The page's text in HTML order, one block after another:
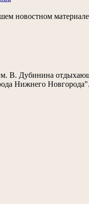
новостном
В. Дубинина
Нижнего Новгорода".